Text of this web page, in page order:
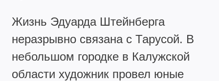
Жизнь Эдуарда Штейнберга
неразрывно связана с Тарусой. В
небольшом городке в Калужской
области художник провел юные